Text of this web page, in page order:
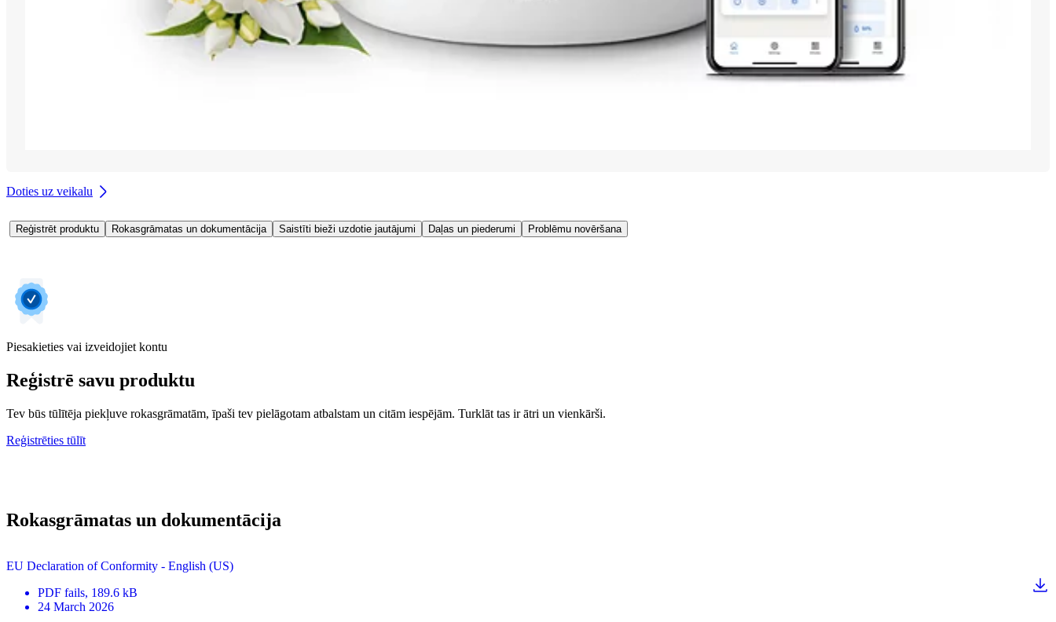
Doties uz veikalu
Reģistrēt produktu Rokasgrāmatas un dokumentācija Saistīti bieži uzdotie jautājumi Daļas un piederumi Problēmu novēršana
Piesakieties vai izveidojiet kontu
Reģistrē savu produktu
Tev būs tūlītēja piekļuve rokasgrāmatām, īpaši tev pielāgotam atbalstam un citām iespējām. Turklāt tas ir ātri un vienkārši.
Reģistrēties tūlīt
Rokasgrāmatas un dokumentācija
EU Declaration of Conformity - English (US)
PDF fails, 189.6 kB
24 March 2026